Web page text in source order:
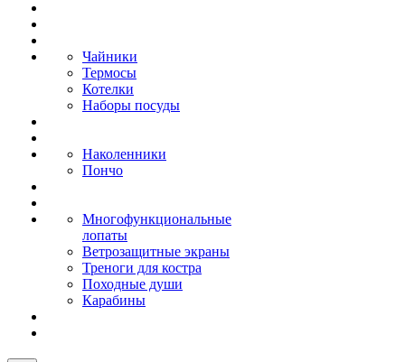
Чайники
Термосы
Котелки
Наборы посуды
Наколенники
Пончо
Многофункциональные
лопаты
Ветрозащитные экраны
Треноги для костра
Походные души
Карабины